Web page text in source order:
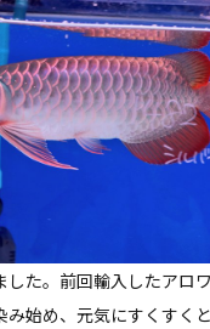
した。前回輸入したアロ
み始め、元気にすくすく